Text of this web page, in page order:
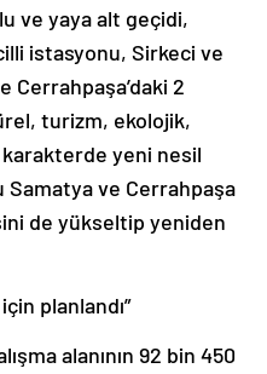
ve yaya alt geçidi,
istasyonu, Sirkeci ve
Cerrahpaşa’daki 2
turizm, ekolojik,
yeni nesil
Samatya ve Cerrahpaşa
de yükseltip yeniden
planlandı”
alanının 92 bin 450